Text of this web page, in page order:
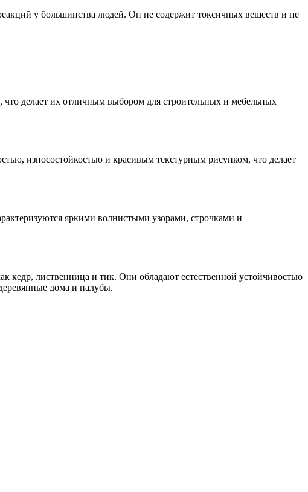
у большинства людей. Он не содержит токсичных веществ и не
делает их отличным выбором для строительных и мебельных
износостойкостью и красивым текстурным рисунком, что делает
яркими волнистыми узорами, строчками и
кедр, лиственница и тик. Они обладают естественной устойчивостью
дома и палубы.